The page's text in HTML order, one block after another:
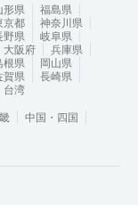
形県
福島県
京都
神奈川県
野県
岐阜県
大阪府
兵庫県
根県
岡山県
賀県
長崎県
台湾
中国・四国